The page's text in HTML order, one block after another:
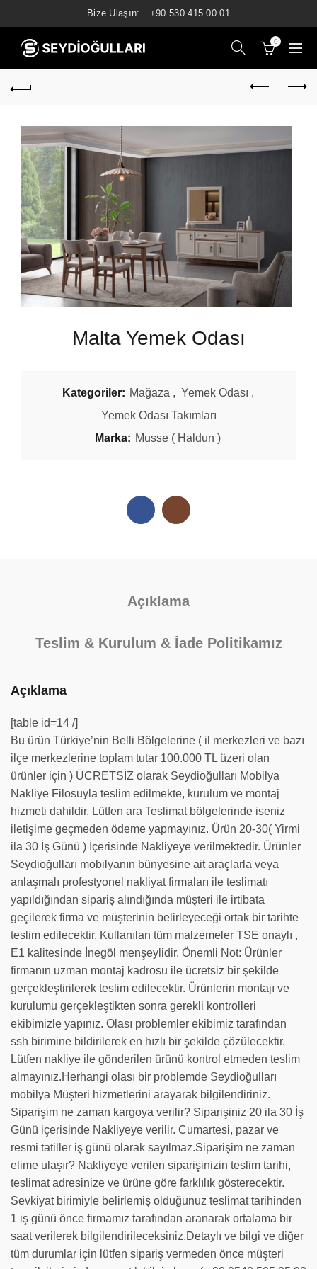
Bize Ulaşın: +90 530 415 00 01
0
Malta Yemek Odası
Kategoriler: Mağaza , Yemek Odası ,
Yemek Odası Takımları
Marka: Musse ( Haldun )
Açıklama
Teslim & Kurulum & İade Politikamız
Açıklama
[table id=14 /]
Bu ürün Türkiye’nin Belli Bölgelerine ( il merkezleri ve bazı
ilçe merkezlerine toplam tutar 100.000 TL üzeri olan
ürünler için ) ÜCRETSİZ olarak Seydioğulları Mobilya
Nakliye Filosuyla teslim edilmekte, kurulum ve montaj
hizmeti dahildir. Lütfen ara Teslimat bölgelerinde iseniz
iletişime geçmeden ödeme yapmayınız. Ürün 20-30( Yirmi
ila 30 İş Günü ) İçerisinde Nakliyeye verilmektedir. Ürünler
Seydioğulları mobilyanın bünyesine ait araçlarla veya
anlaşmalı profestyonel nakliyat firmaları ile teslimatı
yapıldığından sipariş alındığında müşteri ile irtibata
geçilerek firma ve müşterinin belirleyeceği ortak bir tarihte
teslim edilecektir. Kullanılan tüm malzemeler TSE onaylı ,
E1 kalitesinde İnegöl menşeylidir. Önemli Not: Ürünler
firmanın uzman montaj kadrosu ile ücretsiz bir şekilde
gerçekleştirilerek teslim edilecektir. Ürünlerin montajı ve
kurulumu gerçekleştikten sonra gerekli kontrolleri
ekibimizle yapınız. Olası problemler ekibimiz tarafından
ssh birimine bildirilerek en hızlı bir şekilde çözülecektir.
Lütfen nakliye ile gönderilen ürünü kontrol etmeden teslim
almayınız.Herhangi olası bir problemde Seydioğulları
mobilya Müşteri hizmetlerini arayarak bilgilendiriniz.
Siparişim ne zaman kargoya verilir? Siparişiniz 20 ila 30 İş
Günü içerisinde Nakliyeye verilir. Cumartesi, pazar ve
resmi tatiller iş günü olarak sayılmaz.Siparişim ne zaman
elime ulaşır? Nakliyeye verilen siparişinizin teslim tarihi,
teslimat adresinize ve ürüne göre farklılık gösterecektir.
Sevkiyat birimiyle belirlemiş olduğunuz teslimat tarihinden
1 iş günü önce firmamız tarafından aranarak ortalama bir
saat verilerek bilgilendirileceksiniz.Detaylı ve bilgi ve diğer
tüm durumlar için lütfen sipariş vermeden önce müşteri